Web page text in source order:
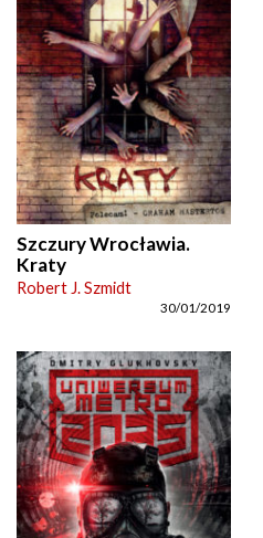
Szczury Wrocławia.
Kraty
Robert J. Szmidt
30/01/2019